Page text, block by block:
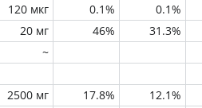
120 мкг 0.1% 0.1%
20 мг 46% 31.3%
~
2500 мг 17.8% 12.1%